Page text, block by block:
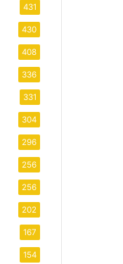
431
430
408
336
331
304
296
256
256
202
167
154